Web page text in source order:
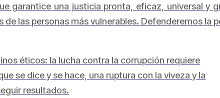
garantice una justicia pronta, eficaz, universal y
las personas más vulnerables. Defenderemos la
éticos: la lucha contra la corrupción requiere
se dice y se hace, una ruptura con la viveza y la
resultados.